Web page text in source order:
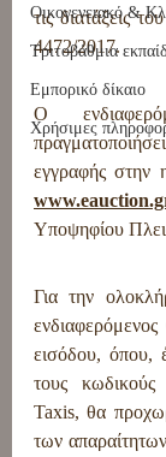
Οικογενειακό &
Τριτοβάθμια
Εμπορικό δίκαιο
Χρήσιμες
τις διατάξεις
4472/2017.
Ο
εγγραφής στην
Υποψηφίου
Για την
εισόδου, όπου,
τους
Taxis, θα
των